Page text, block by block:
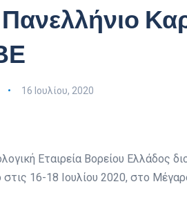
16 Ιουλίου, 2020
Εταιρεία Βορείου Ελλάδος
στις 16-18 Ιουλίου 2020, στο